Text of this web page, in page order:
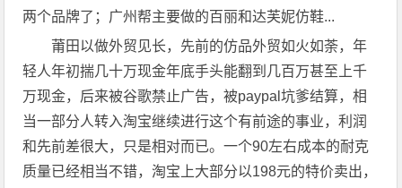
两个品牌了；广州帮主要做的百丽和达芙妮仿鞋...
莆田以做外贸见长，先前的仿品外贸如火如荼，年
轻人年初揣几十万现金年底手头能翻到几百万甚至上千
万现金，后来被谷歌禁止广告，被paypal坑爹结算，相
当一部分人转入淘宝继续进行这个有前途的事业，利润
和先前差很大，只是相对而已。一个90左右成本的耐克
质量已经相当不错，淘宝上大部分以198元的特价卖出，